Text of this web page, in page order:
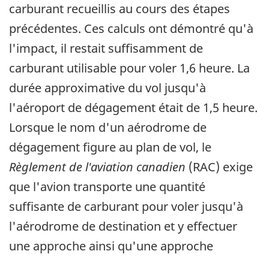
carburant recueillis au cours des étapes
précédentes. Ces calculs ont démontré qu'à
l'impact, il restait suffisamment de
carburant utilisable pour voler 1,6 heure. La
durée approximative du vol jusqu'à
l'aéroport de dégagement était de 1,5 heure.
Lorsque le nom d'un aérodrome de
dégagement figure au plan de vol, le
Règlement de l'aviation canadien (RAC) exige
que l'avion transporte une quantité
suffisante de carburant pour voler jusqu'à
l'aérodrome de destination et y effectuer
une approche ainsi qu'une approche